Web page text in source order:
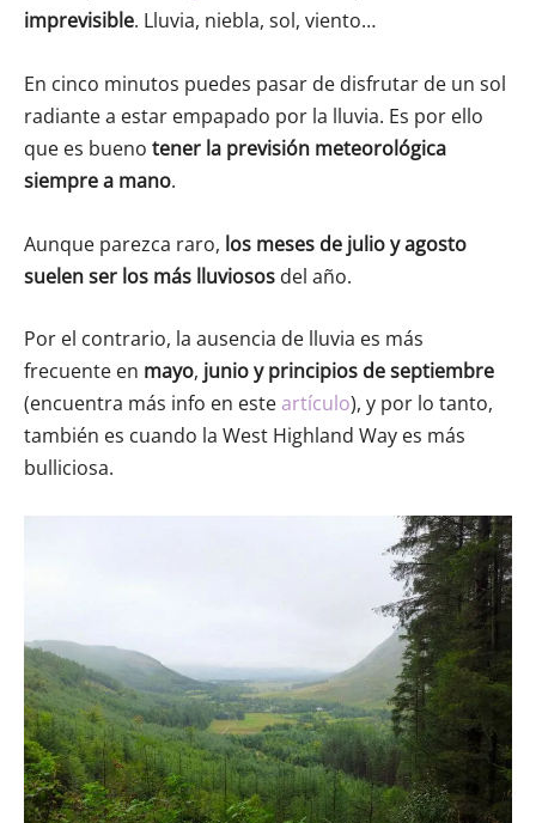
imprevisible. Lluvia, niebla, sol, viento…
En cinco minutos puedes pasar de disfrutar de un sol
radiante a estar empapado por la lluvia. Es por ello
que es bueno tener la previsión meteorológica
siempre a mano.
Aunque parezca raro, los meses de julio y agosto
suelen ser los más lluviosos del año.
Por el contrario, la ausencia de lluvia es más
frecuente en mayo, junioyprincipios de septiembre
(encuentra más info en esteartículo), y por lo tanto,
también es cuando la West Highland Way es más
bulliciosa.